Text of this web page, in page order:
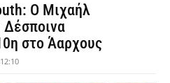
Ο Μιχαήλ
Δέσποινα
στο Άαρχους